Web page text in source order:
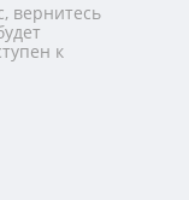
вернитесь
к